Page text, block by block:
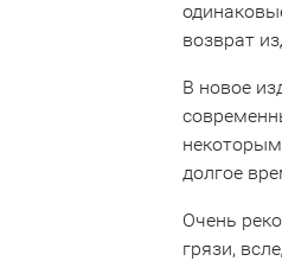
возврат
В новое
долгое
Очень
грязи,